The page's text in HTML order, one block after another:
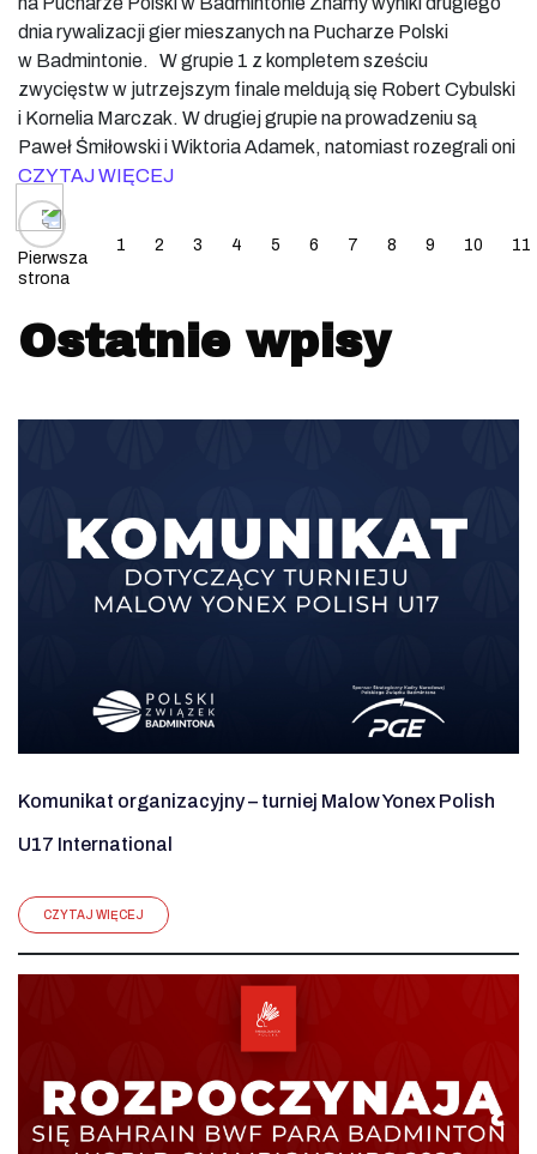
dnia rywalizacji gier mieszanych na Pucharze Polski
w Badmintonie. W grupie 1 z kompletem sześciu
zwycięstw w jutrzejszym finale meldują się Robert Cybulski
i Kornelia Marczak. W drugiej grupie na prowadzeniu są
Paweł Śmiłowski i Wiktoria Adamek, natomiast rozegrali oni
CZYTAJ WIĘCEJ
Posts navigation
Pierwsza
strona
1 2 3 4 5 6 7 8 9 10 11
Ostatnie wpisy
Komunikat organizacyjny – turniej Malow Yonex Polish
U17 International
CZYTAJ WIĘCEJ